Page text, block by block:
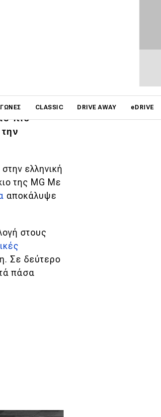
CLASSIC DRIVE AWAY eDRIVE
την πολύ
πιο
ελληνική
της MG Με
αποκάλυψε
στους
Σε δεύτερο
πάσα